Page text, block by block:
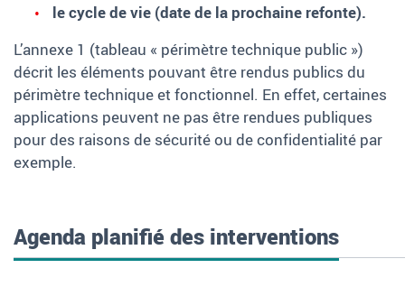
le cycle de vie (date de la prochaine refonte).
L’annexe 1 (tableau « périmètre technique public »)
décrit les éléments pouvant être rendus publics du
périmètre technique et fonctionnel. En effet, certaines
applications peuvent ne pas être rendues publiques
pour des raisons de sécurité ou de confidentialité par
exemple.
Agenda planifié des interventions